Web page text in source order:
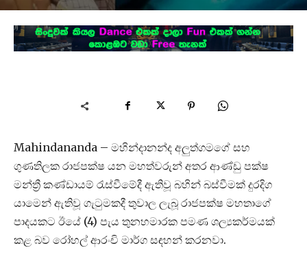
Mahindananda – මහින්දානන්ද අලුත්ගමගේ සහ
ගුණතිලක රාජපක්ෂ යන මහත්වරුන් අතර ආණ්ඩු පක්ෂ
මන්ත්‍රී කණ්ඩායම් රැස්වීමේදී ඇතිවූ බහින් බස්වීමක් දුරදිග
යාමෙන් ඇතිවූ ගැටුමකදී තුවාල ලැබූ රාජපක්ෂ මහතාගේ
පාදයකට ඊයේ (4) පැය තුනහමාරක පමණ ශල්‍යකර්මයක්
කළ බව රෝහල් ආරංචි මාර්ග සඳහන් කරනවා.